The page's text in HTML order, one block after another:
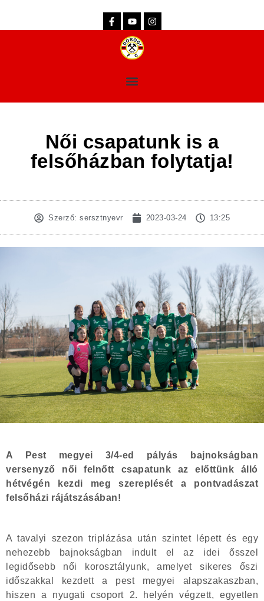
Női csapatunk is a
felsőházban folytatja!
Szerző: sersztnyevr 2023-03-24 13:25
A Pest megyei 3/4-ed pályás bajnokságban
versenyző női felnőtt csapatunk az előttünk álló
hétvégén kezdi meg szereplését a pontvadászat
felsőházi rájátszásában!
A tavalyi szezon triplázása után szintet lépett és egy
nehezebb bajnokságban indult el az idei ősszel
legidősebb női korosztályunk, amelyet sikeres őszi
időszakkal kezdett a pest megyei alapszakaszban,
hiszen a nyugati csoport 2. helyén végzett, egyetlen